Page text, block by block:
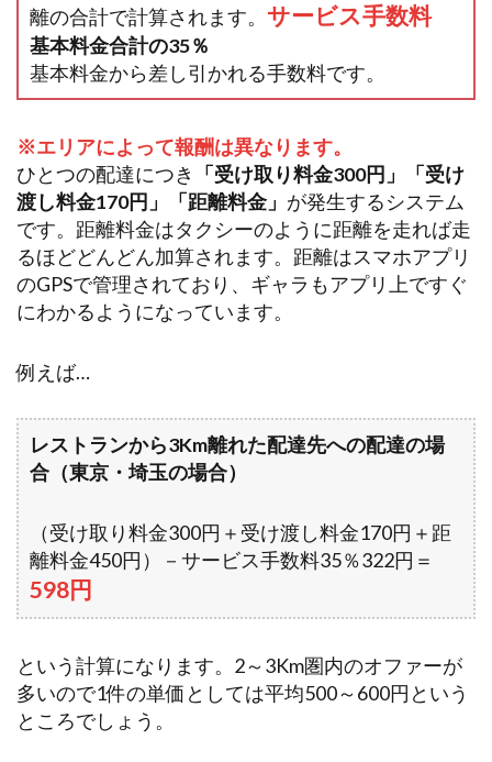
離の合計で計算されます。 サービス手数料
基本料金合計の35％
基本料金から差し引かれる手数料です。
※エリアによって報酬は異なります。
ひとつの配達につき
「受け取り料金300円」「受け
渡し料金170円」「距離料金」 が発生するシステム
です。距離料金はタクシーのように距離を走れば走
るほどどんどん加算されます。距離はスマホアプリ
のGPSで管理されており、ギャラもアプリ上ですぐ
にわかるようになっています。
例えば…
レストランから3Km離れた配達先への配達の場
合（東京・埼玉の場合）
（受け取り料金300円＋受け渡し料金170円＋距
離料金450円）－サービス手数料35％322円＝
598円
という計算になります。2～3Km圏内のオファーが
多いので1件の単価としては平均500～600円という
ところでしょう。